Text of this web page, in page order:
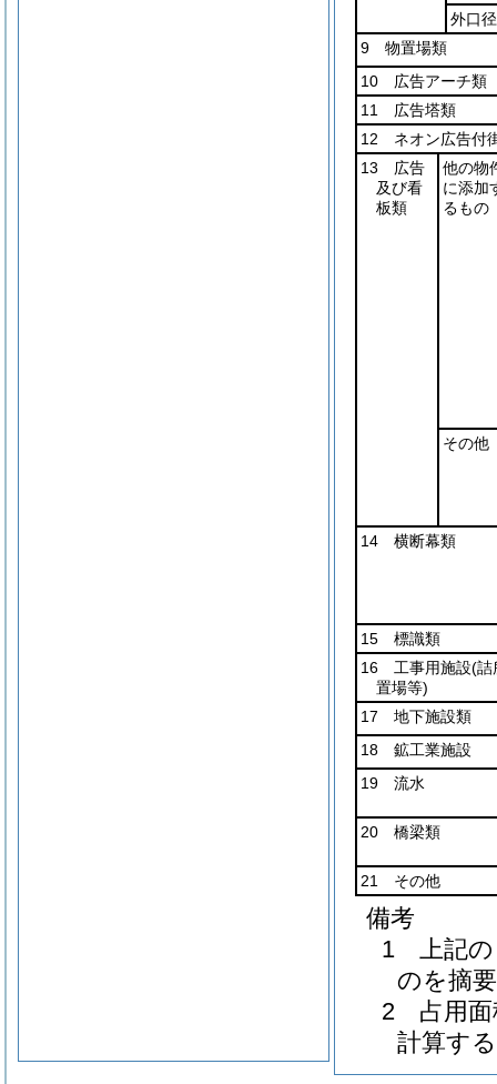
外口
9 物置場類
10 広告アーチ類
11 広告塔類
12 ネオン広告付
13 広告
及び看
板類
他の物
に添加
るもの
その他
14 横断幕類
15 標識類
16 工事用施設(詰
置場等)
17 地下施設類
18 鉱工業施設
19 流水
20 橋梁類
21 その他
備考
1 上記の
のを摘
2 占用面
計算す